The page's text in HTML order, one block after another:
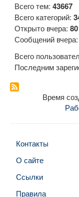
Всего тем: 43667
Всего категорий:
Открыто вчера: 80
Сообщений вчера:
Всего
Последним
Время
Контакты
О сайте
Ссылки
Правила